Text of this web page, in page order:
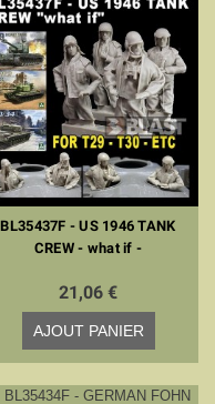
BL35437F - US 1946 TANK
CREW - what if -
21,06 €
AJOUT PANIER